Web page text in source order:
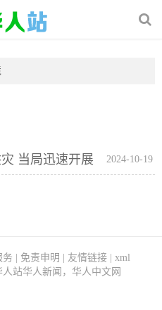
2024-10-19
当局迅速开展
务 免责申明 友情链接| xml
人站华人新闻，华人中文网